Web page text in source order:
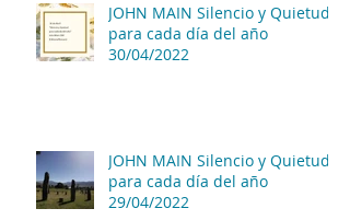
JOHN MAIN Silencio y Quietud
para cada día del año
30/04/2022
JOHN MAIN Silencio y Quietud
para cada día del año
29/04/2022